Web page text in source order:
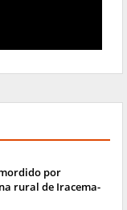
por
rural de Iracema-